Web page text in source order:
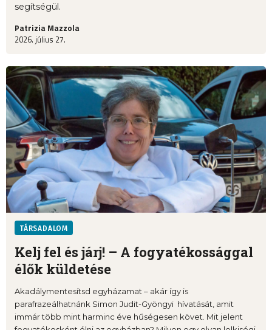
segítségül.
Patrizia Mazzola
2026. július 27.
TÁRSADALOM
Kelj fel és járj! – A fogyatékossággal
élők küldetése
Akadálymentesítsd egyházamat – akár így is
parafrazeálhatnánk Simon Judit-Gyöngyi hívatását, amit
immár több mint harminc éve hűségesen követ. Mit jelent